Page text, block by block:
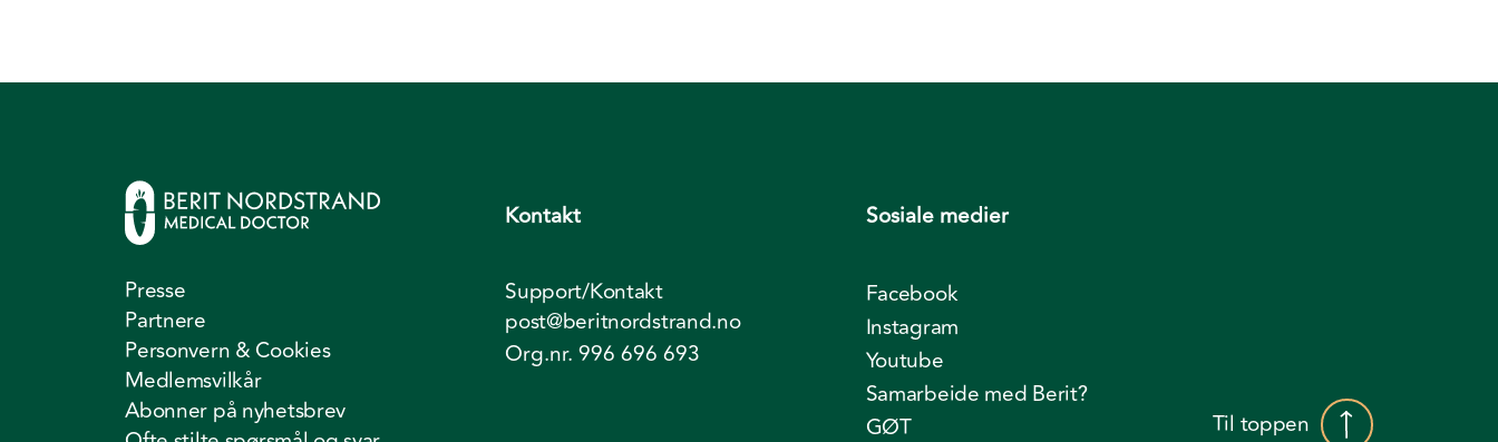
Presse
Partnere
Personvern & Cookies
Medlemsvilkår
Abonner på nyhetsbrev
Kontakt
Support/Kontakt
post@beritnordstrand.no
Org.nr. 996 696 693
Sosiale medier
Facebook
Instagram
Youtube
Samarbeide med Berit?
GØT
Til toppen